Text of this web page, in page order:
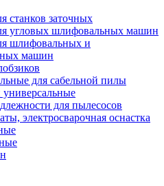
станков заточных
угловых шлифовальных машин
шлифовальных и
машин
для сабельной пилы
для пылесосов
электросварочная оснастка